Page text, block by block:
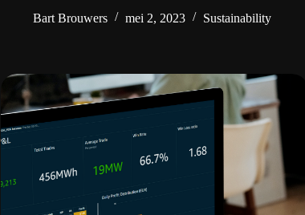
Bart Brouwers
mei 2, 2023 Sustainability